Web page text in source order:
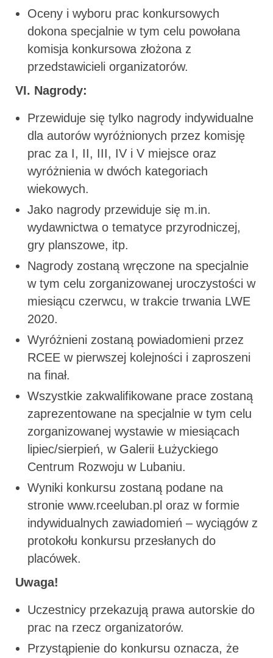
Oceny i wyboru prac konkursowych
dokona specjalnie w tym celu powołana
komisja konkursowa złożona z
przedstawicieli organizatorów.
VI. Nagrody:
Przewiduje się tylko nagrody indywidualne
dla autorów wyróżnionych przez komisję
prac za I, II, III, IV i V miejsce oraz
wyróżnienia w dwóch kategoriach
wiekowych.
Jako nagrody przewiduje się m.in.
wydawnictwa o tematyce przyrodniczej,
gry planszowe, itp.
Nagrody zostaną wręczone na specjalnie
w tym celu zorganizowanej uroczystości w
miesiącu czerwcu, w trakcie trwania LWE
2020.
Wyróżnieni zostaną powiadomieni przez
RCEE w pierwszej kolejności i zaproszeni
na finał.
Wszystkie zakwalifikowane prace zostaną
zaprezentowane na specjalnie w tym celu
zorganizowanej wystawie w miesiącach
lipiec/sierpień, w Galerii Łużyckiego
Centrum Rozwoju w Lubaniu.
Wyniki konkursu zostaną podane na
stronie www.rceeluban.pl oraz w formie
indywidualnych zawiadomień – wyciągów z
protokołu konkursu przesłanych do
placówek.
Uwaga!
Uczestnicy przekazują prawa autorskie do
prac na rzecz organizatorów.
Przystąpienie do konkursu oznacza, że